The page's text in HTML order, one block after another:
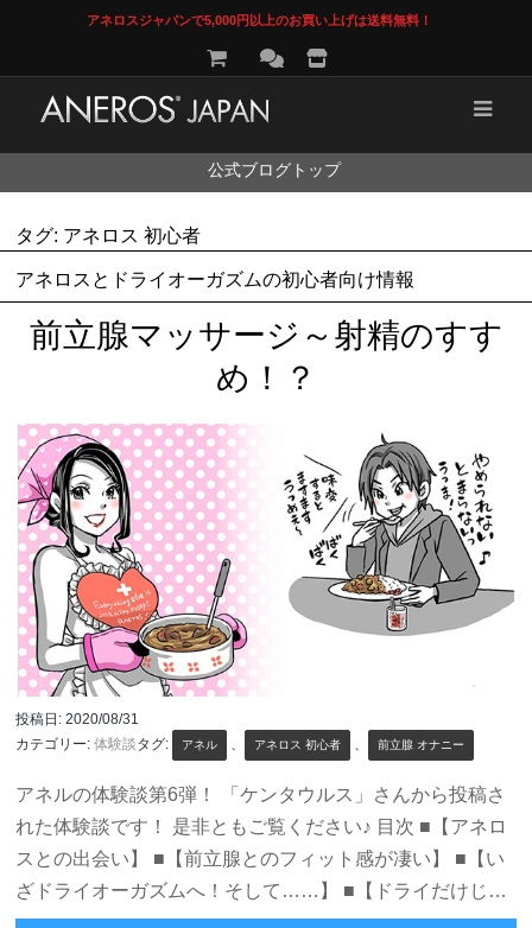
アネロスジャパンで5,000円以上のお買い上げは送料無料！
ツ
公式ブログトップ
タグ: アネロス 初心者
アネロスとドライオーガズムの初心者向け情報
前立腺マッサージ～射精のすす
め！？
投稿日:2020/08/31
カテゴリー:体験談タグ: アネル 、 アネロス 初心者 、 前立腺 オナニー
アネルの体験談第6弾！ 「ケンタウルス」さんから投稿さ
れた体験談です！ 是非ともご覧ください♪ 目次 ■【アネロ
スとの出会い】 ■【前立腺とのフィット感が凄い】 ■【い
ざドライオーガズムへ！そして……】 ■【ドライだけじ…